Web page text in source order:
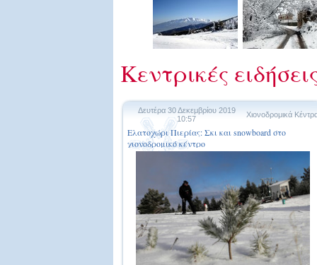
Κεντρικές
Δευτέρα 30 Δεκεμβρίου 2019
10:57
Χιονοδρομικά
Ελατοχώρι Πιερίας: Σκι και snowboard στο
χιονοδρομικό κέντρο